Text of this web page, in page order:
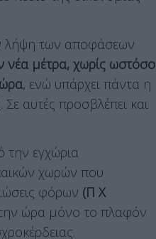
λήψη των αποφάσεων
νέα μέτρα, χωρίς ωστόσο
, ενώ υπάρχει πάντα η
αυτές προσβλέπει και
την εγχώρια
χωρών που
φόρων (Π Χ
την ώρα μόνο το πλαφόν